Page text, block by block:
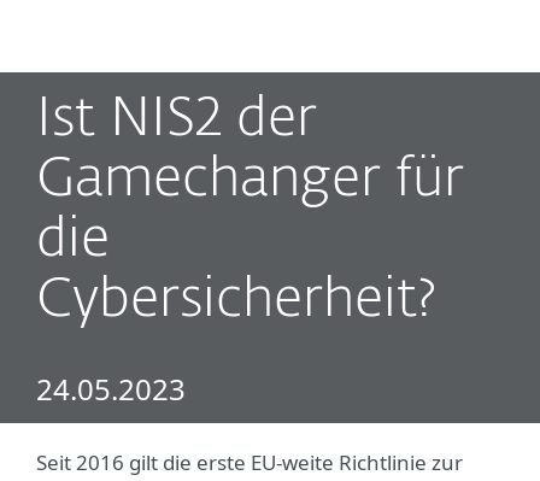
Ist NIS2 der
Gamechanger für
die
Cybersicherheit?
24.05.2023
Seit 2016 gilt die erste EU-weite Richtlinie zur